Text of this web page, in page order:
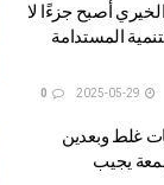
أصبح جزءًا لا
المستدامة
غلط وبعدين
يجيب